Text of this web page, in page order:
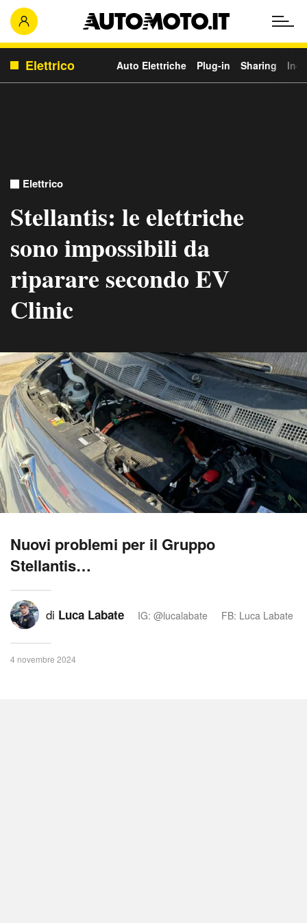
Elettrico Auto Elettriche Plug-in Sharing
Elettrico
Stellantis: le elettriche
sono impossibili da
riparare secondo EV
Clinic
Nuovi problemi per il Gruppo
Stellantis…
di Luca Labate IG: @lucalabate FB: Luca Labate
4 novembre 2024